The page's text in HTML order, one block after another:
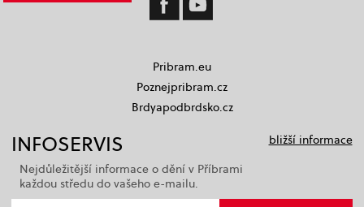
Pribram.eu
Poznejpribram.cz
Brdyapodbrdsko.cz
INFOSERVIS
bližší informace
Nejdůležitější informace o dění v Příbrami
každou středu do vašeho e-mailu.